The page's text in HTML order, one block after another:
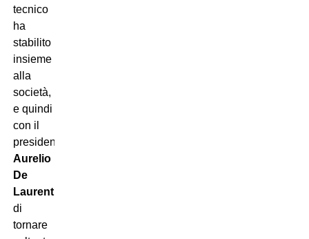
tecnico
ha
stabilito
insieme
alla
società,
e quindi
con il
presidente
Aurelio
De
Laurentiis
di
tornare